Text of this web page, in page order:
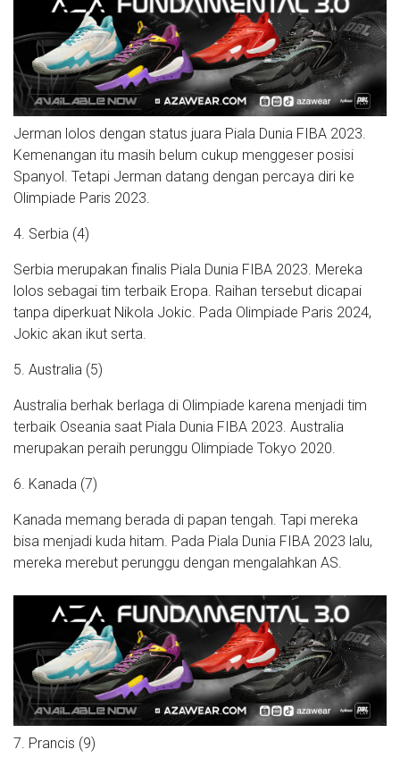
Jerman lolos dengan status juara Piala Dunia FIBA 2023.
Kemenangan itu masih belum cukup menggeser posisi
Spanyol. Tetapi Jerman datang dengan percaya diri ke
Olimpiade Paris 2023.
4. Serbia (4)
Serbia merupakan finalis Piala Dunia FIBA 2023. Mereka
lolos sebagai tim terbaik Eropa. Raihan tersebut dicapai
tanpa diperkuat Nikola Jokic. Pada Olimpiade Paris 2024,
Jokic akan ikut serta.
5. Australia (5)
Australia berhak berlaga di Olimpiade karena menjadi tim
terbaik Oseania saat Piala Dunia FIBA 2023. Australia
merupakan peraih perunggu Olimpiade Tokyo 2020.
6. Kanada (7)
Kanada memang berada di papan tengah. Tapi mereka
bisa menjadi kuda hitam. Pada Piala Dunia FIBA 2023 lalu,
mereka merebut perunggu dengan mengalahkan AS.
7. Prancis (9)